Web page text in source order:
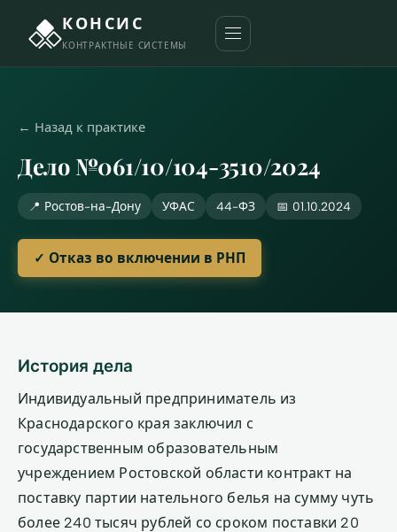
КОНСИС
КОНТРАКТНЫЕ СИСТЕМЫ
← Назад к практике
Дело №061/10/104-3510/2024
📍 Ростов-на-Дону УФАС 44-ФЗ 📅 01.10.2024
✓ Отказ во включении в РНП
История дела
Индивидуальный предприниматель из
Краснодарского края заключил с
государственным образовательным
учреждением Ростовской области контракт на
поставку партии нательного белья на сумму чуть
более 240 тысяч рублей со сроком поставки 20